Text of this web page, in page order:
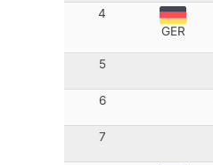
4
GER
5
6
7